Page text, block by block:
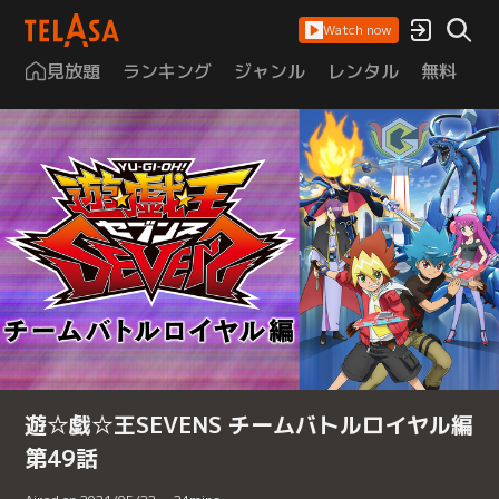
Watch now
見放題 ランキング ジャンル レンタル 無料
遊☆戯☆王SEVENS チームバトルロイヤル編
第49話